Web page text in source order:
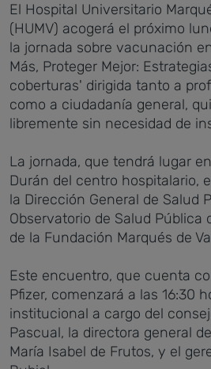
El Hospital Universitario
(HUMV) acogerá el próximo
la jornada sobre vacunación
Más, Proteger Mejor:
coberturas' dirigida tanto a
como a ciudadanía general,
libremente sin necesidad de
La jornada, que tendrá lugar
Durán del centro hospitalario,
la Dirección General de Salud
Observatorio de Salud Pública
de la Fundación Marqués de
Este encuentro, que cuenta
Pfizer, comenzará a las 16:30
institucional a cargo del
Pascual, la directora general
María Isabel de Frutos, y el